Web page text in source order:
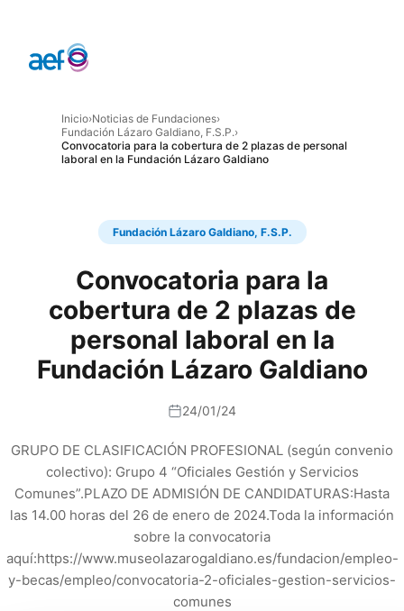
Inicio›Noticias de Fundaciones›
Fundación Lázaro Galdiano, F.S.P.›
Convocatoria para la cobertura de 2 plazas de personal
laboral en la Fundación Lázaro Galdiano
Fundación Lázaro Galdiano, F.S.P.
Convocatoria para la
cobertura de 2 plazas de
personal laboral en la
Fundación Lázaro Galdiano
24/01/24
GRUPO DE CLASIFICACIÓN PROFESIONAL (según convenio
colectivo): Grupo 4 “Oficiales Gestión y Servicios
Comunes”.PLAZO DE ADMISIÓN DE CANDIDATURAS:Hasta
las 14.00 horas del 26 de enero de 2024.Toda la información
sobre la convocatoria
aquí:https://www.museolazarogaldiano.es/fundacion/empleo-
y-becas/empleo/convocatoria-2-oficiales-gestion-servicios-
comunes